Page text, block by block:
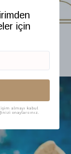
için
almayı kabul
onaylarsınız.